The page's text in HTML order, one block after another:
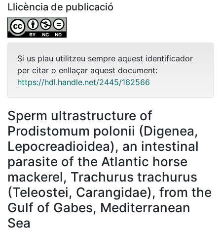
Llicència de publicació
Si us plau utilitzeu sempre aquest identificador
per citar o enllaçar aquest document:
https://hdl.handle.net/2445/162566
Sperm ultrastructure of
Prodistomum polonii (Digenea,
Lepocreadioidea), an intestinal
parasite of the Atlantic horse
mackerel, Trachurus trachurus
(Teleostei, Carangidae), from the
Gulf of Gabes, Mediterranean
Sea